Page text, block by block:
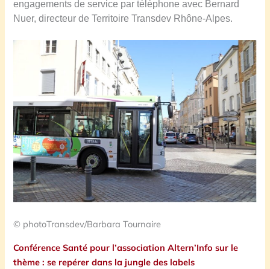
engagements de service par téléphone avec Bernard
Nuer, directeur de Territoire Transdev Rhône-Alpes.
© photoTransdev/Barbara Tournaire
Conférence Santé pour l’association Altern’Info sur le
thème : se repérer dans la jungle des labels